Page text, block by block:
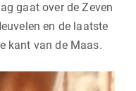
gaat over de Zeven
en de laatste
kant van de Maas.